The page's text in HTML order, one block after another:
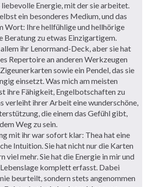
liebevolle Energie, mit der sie arbeitet.
ein besonderes Medium, und das
Wort: Ihre hellfühlige und hellhörige
Beratung zu etwas Einzigartigem.
ihr Lenormand-Deck, aber sie hat
Repertoire an anderen Werkzeugen
sowie ein Pendel, das sie
einsetzt. Was mich am meisten
ihre Fähigkeit, Engelbotschaften zu
verleiht ihrer Arbeit eine wunderschöne,
die einem das Gefühl gibt,
Weg zu sein.
mit ihr war sofort klar: Thea hat eine
Intuition. Sie hat nicht nur die Karten
viel mehr. Sie hat die Energie in mir und
komplett erfasst. Dabei
beurteilt, sondern stets angenommen